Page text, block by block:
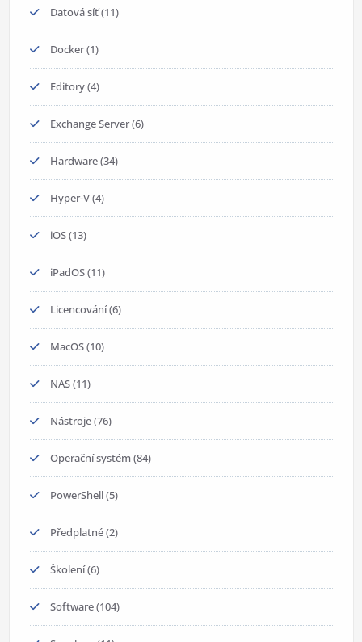
Datová síť(11)
Docker(1)
Editory(4)
Exchange Server(6)
Hardware(34)
Hyper-V(4)
iOS(13)
iPadOS(11)
Licencování(6)
MacOS(10)
NAS(11)
Nástroje(76)
Operační systém(84)
PowerShell(5)
Předplatné(2)
Školení(6)
Software(104)